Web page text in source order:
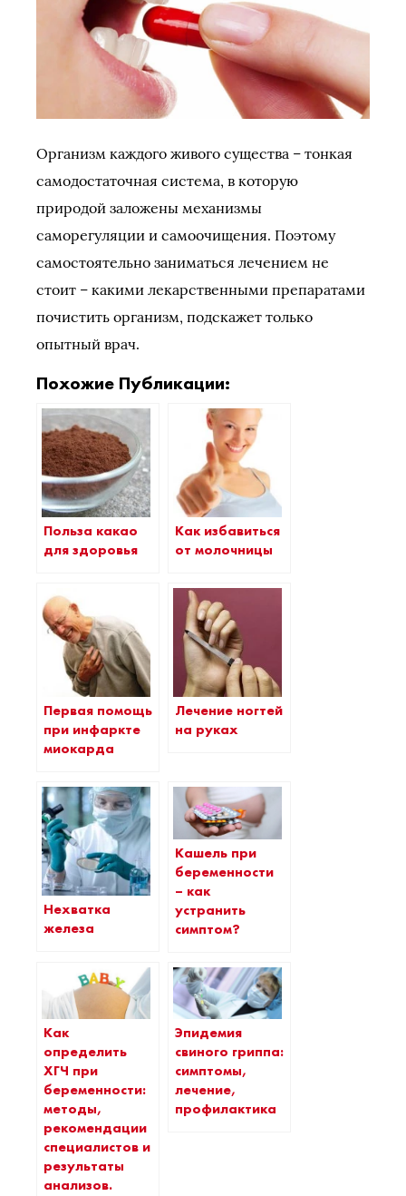
Организм каждого живого существа – тонкая
самодостаточная система, в которую
природой заложены механизмы
саморегуляции и самоочищения. Поэтому
самостоятельно заниматься лечением не
стоит – какими лекарственными препаратами
почистить организм, подскажет только
опытный врач.
Похожие Публикации:
Польза какао
для здоровья
Как избавиться
от молочницы
Первая помощь
при инфаркте
миокарда
Лечение ногтей
на руках
Нехватка
железа
Кашель при
беременности
– как
устранить
симптом?
Как
определить
ХГЧ при
беременности:
методы,
рекомендации
специалистов и
результаты
анализов.
Эпидемия
свиного гриппа:
симптомы,
лечение,
профилактика